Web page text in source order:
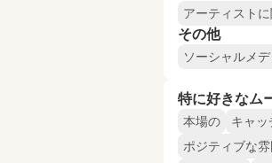
アーティスト
その他
ソーシャルメ
特に好きなム
本場の キャッ
ポジティブな